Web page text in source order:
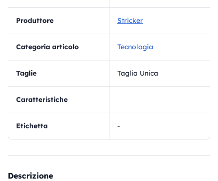
Produttore Stricker
Categoria articolo Tecnologia
Taglie Taglia Unica
Caratteristiche
Etichetta -
Descrizione